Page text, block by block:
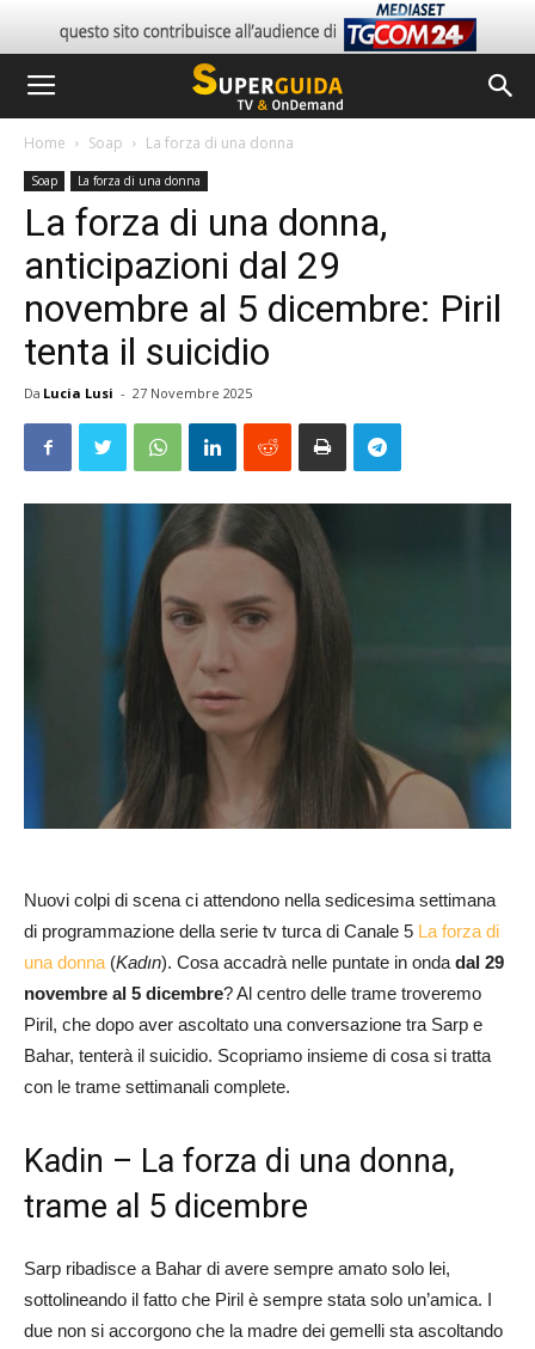
Home Soap La forza di una donna
Soap La forza di una donna
La forza di una donna,
anticipazioni dal 29
novembre al 5 dicembre: Piril
tenta il suicidio
Da Lucia Lusi - 27 Novembre 2025
Nuovi colpi di scena ci attendono nella sedicesima settimana
di programmazione della serie tv turca di Canale 5 La forza di
una donna (Kadın). Cosa accadrà nelle puntate in onda dal 29
novembre al 5 dicembre? Al centro delle trame troveremo
Piril, che dopo aver ascoltato una conversazione tra Sarp e
Bahar, tenterà il suicidio. Scopriamo insieme di cosa si tratta
con le trame settimanali complete.
Kadin – La forza di una donna,
trame al 5 dicembre
Sarp ribadisce a Bahar di avere sempre amato solo lei,
sottolineando il fatto che Piril è sempre stata solo un’amica. I
due non si accorgono che la madre dei gemelli sta ascoltando